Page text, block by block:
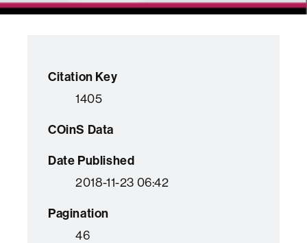
Citation Key
1405
COinS Data
Date Published
2018-11-23 06:42
Pagination
46